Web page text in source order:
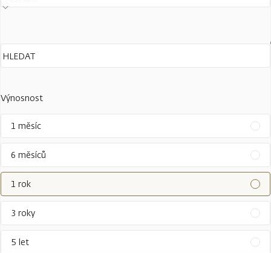
Výnosnost
1 měsíc
6 měsíců
1 rok
3 roky
5 let